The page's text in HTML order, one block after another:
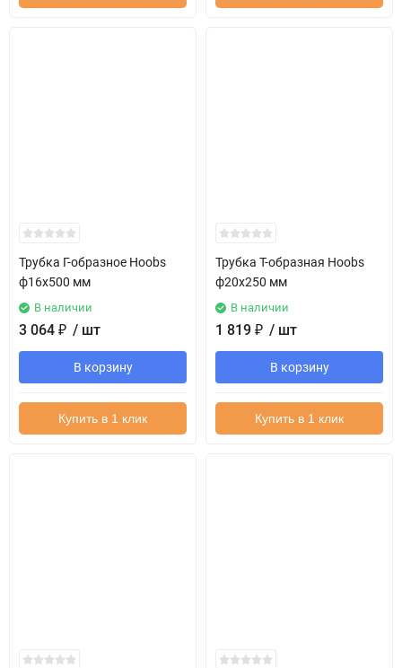
Трубка Г-образное Hoobs
ф16х500 мм
В наличии
3 064 ₽ / шт
В корзину
Купить в 1 клик
Трубка Т-образная Hoobs
ф20х250 мм
В наличии
1 819 ₽ / шт
В корзину
Купить в 1 клик